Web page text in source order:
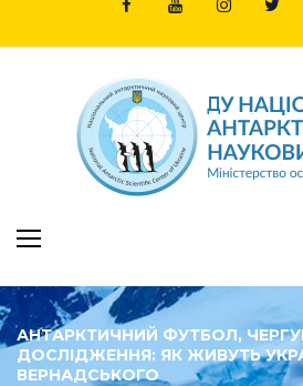
АНТАРКТИЧНИЙ ФУТБОЛ,
ДОСЛІДЖЕННЯ: ЯК ЖИВУТЬ
ВЕРНАДСЬКОГО